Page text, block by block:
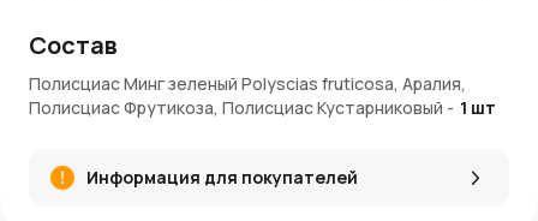
Желательно позволить растению получать утреннее
солнце и не держать под прямыми солнечными лучами.
Аралия минг украсит любой интерьер. Она будет
прекрасно смотреться в больших горшках или
балконов или садов. Аралия — покупка, которая
Состав
Полисциас Минг зеленый Polyscias fruticosa, Аралия,
Полисциас Фрутикоза, Полисциас Кустарниковый - 1 шт
Информация для покупателей